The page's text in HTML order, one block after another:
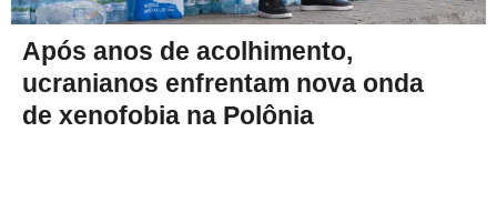
Após anos de acolhimento,
ucranianos enfrentam nova onda
de xenofobia na Polônia